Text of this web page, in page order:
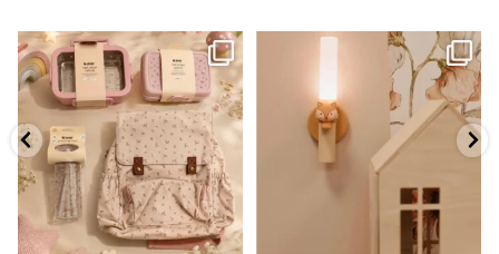
✨ חוזרים למסגרת בסטייל! ✨
הקולקציה החדשה...
9 4
גם פריט עיצובי לחדר, גם מנורת לילה
...
3 0